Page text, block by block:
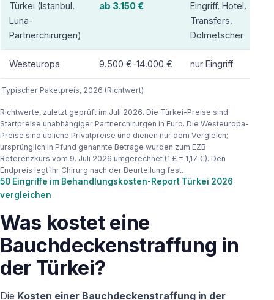
Typischer Paketpreis, 2026 (Richtwert)
Türkei (Istanbul,
Luna-
Partnerchirurgen)
ab 3.150 €
Eingriff, Hotel,
Transfers,
Dolmetscher
Westeuropa 9.500 €-14.000 € nur Eingriff
Richtwerte, zuletzt geprüft im Juli 2026. Die Türkei-Preise sind
Startpreise unabhängiger Partnerchirurgen in Euro. Die Westeuropa-
Preise sind übliche Privatpreise und dienen nur dem Vergleich;
ursprünglich in Pfund genannte Beträge wurden zum EZB-
Referenzkurs vom 9. Juli 2026 umgerechnet (1 £ = 1,17 €). Den
Endpreis legt Ihr Chirurg nach der Beurteilung fest.
50 Eingriffe im Behandlungskosten-Report Türkei 2026
vergleichen
Was kostet eine
Bauchdeckenstraffung in
der Türkei?
Die Kosten einer Bauchdeckenstraffung in der